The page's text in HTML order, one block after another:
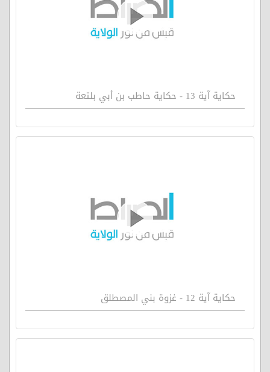
حكاية آية 13 - حكاية حاطب بن أبي بلتعة
حكاية آية 12 - غزوة بني المصطلق